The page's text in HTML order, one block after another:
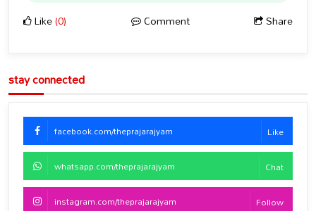
Like(0) Comment Share
stay connected
facebook.com/theprajarajyam Like
whatsapp.com/theprajarajyam Chat
instagram.com/theprajarajyam Follow